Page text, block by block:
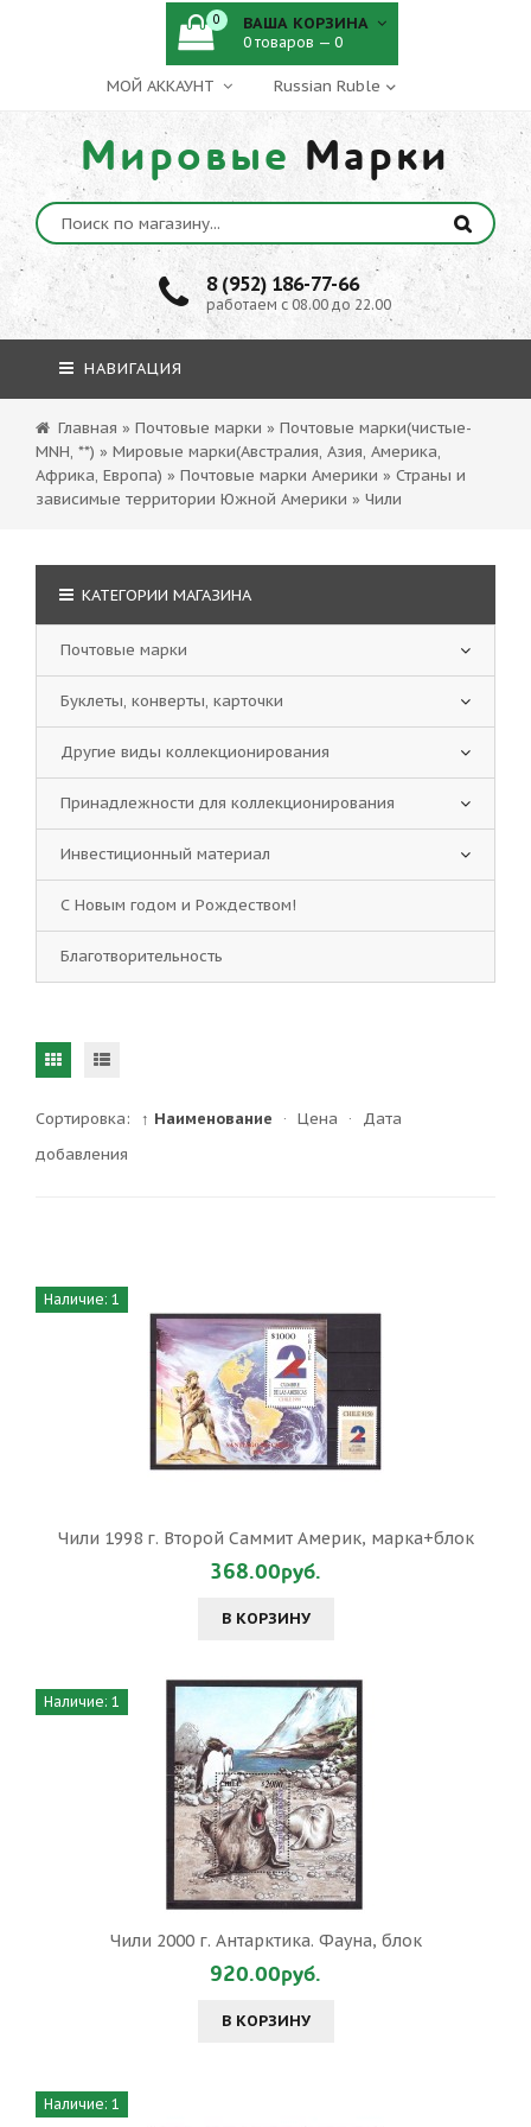
МОЙ АККАУНТ
Мировые Марки
8 (952) 186-77-66
работаем с 08.00 до 22.00
0 ВАША КОРЗИНА
0 товаров — 0
НАВИГАЦИЯ
Главная » Почтовые марки » Почтовые марки(чистые-
MNH, **) » Мировые марки(Австралия, Азия, Америка,
Африка, Европа) » Почтовые марки Америки » Страны и
зависимые территории Южной Америки » Чили
Сортировка: ↑ Наименование · Цена ·
Дата
добавления
Наличие: 1
Чили 1998 г. Второй Саммит Америк, марка+блок
368.00руб.
В КОРЗИНУ
Наличие: 1
Чили 2000 г. Антарктика. Фауна, блок
920.00руб.
В КОРЗИНУ
Наличие: 1
КАТЕГОРИИ МАГАЗИНА
Почтовые марки
Буклеты, конверты, карточки
Другие виды коллекционирования
Принадлежности для коллекционирования
Инвестиционный материал
С Новым годом и Рождеством!
Благотворительность